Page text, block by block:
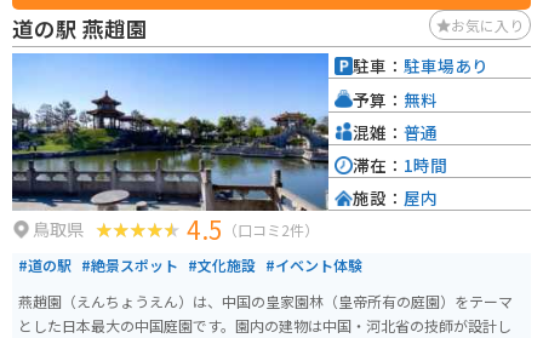
道の駅 燕趙園 お気に入り
鳥取県 4.5 （口コミ2件）
#道の駅 #絶景スポット #文化施設 #イベント体験
燕趙園（えんちょうえん）は、中国の皇家園林（皇帝所有の庭園）をテーマ
とした日本最大の中国庭園です。園内の建物は中国・河北省の技師が設計し
駐車： 駐車場あり
予算： 無料
混雑： 普通
滞在： 1時間
施設： 屋内